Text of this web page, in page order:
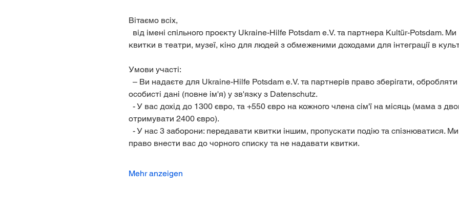
Вітаємо всіх,
квитки в театри, музеї, кіно для людей з обмеженими доходами для інтеграції в
Умови участі:
особисті дані (повне ім'я) у зв'язку з Datenschutz.
отримувати 2400 євро).
право внести вас до чорного списку та не надавати квитки.
Mehr anzeigen